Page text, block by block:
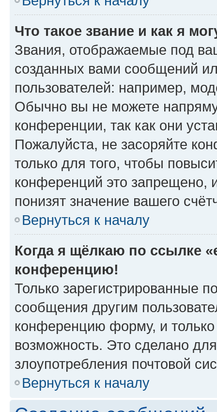
Что такое звание и как я
Звания, отображаемые под
созданных вами сообщений
пользователей: например,
Обычно вы не можете
конференции, так как они
Пожалуйста, не засоряйте
только для того, чтобы
конференций это запрещено,
понизят значение вашего
Вернуться к началу
Когда я щёлкаю по ссылке
конференцию!
Только зарегистрированные
сообщения другим
конференцию форму, и
возможность. Это сделано
злоупотребления почтовой
Вернуться к началу